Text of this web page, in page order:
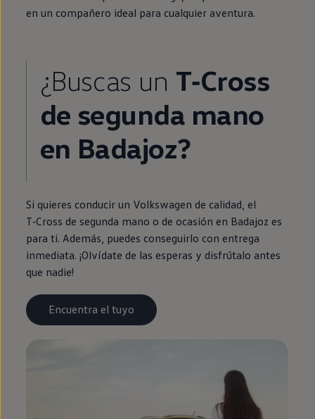
en un compañero ideal para cualquier aventura.
¿Buscas un T‑Cross
de segunda mano
en Badajoz?
Si quieres conducir un Volkswagen de calidad, el
T‑Cross de segunda mano o de ocasión en Badajoz es
para ti. Además, puedes conseguirlo con entrega
inmediata. ¡Olvídate de las esperas y disfrútalo antes
que nadie!
Encuentra el tuyo